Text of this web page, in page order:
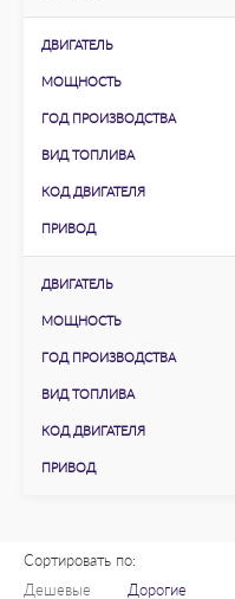
ДВИГАТЕЛЬ
МОЩНОСТЬ
ГОД ПРОИЗВОДСТВА
ВИД ТОПЛИВА
КОД ДВИГАТЕЛЯ
ПРИВОД
ДВИГАТЕЛЬ
МОЩНОСТЬ
ГОД ПРОИЗВОДСТВА
ВИД ТОПЛИВА
КОД ДВИГАТЕЛЯ
ПРИВОД
Сортировать по:
Дешевые
Дорогие